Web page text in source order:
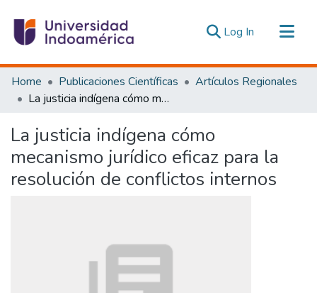
Log In (current)
Communities & Collections
All of DSpace
Estadísticas Externas
Home Publicaciones Científicas
Artículos Regionales
La justicia indígena cómo mecanismo jurídico eficaz para la resolución de conflictos internos
La justicia indígena cómo
mecanismo jurídico eficaz para la
resolución de conflictos internos